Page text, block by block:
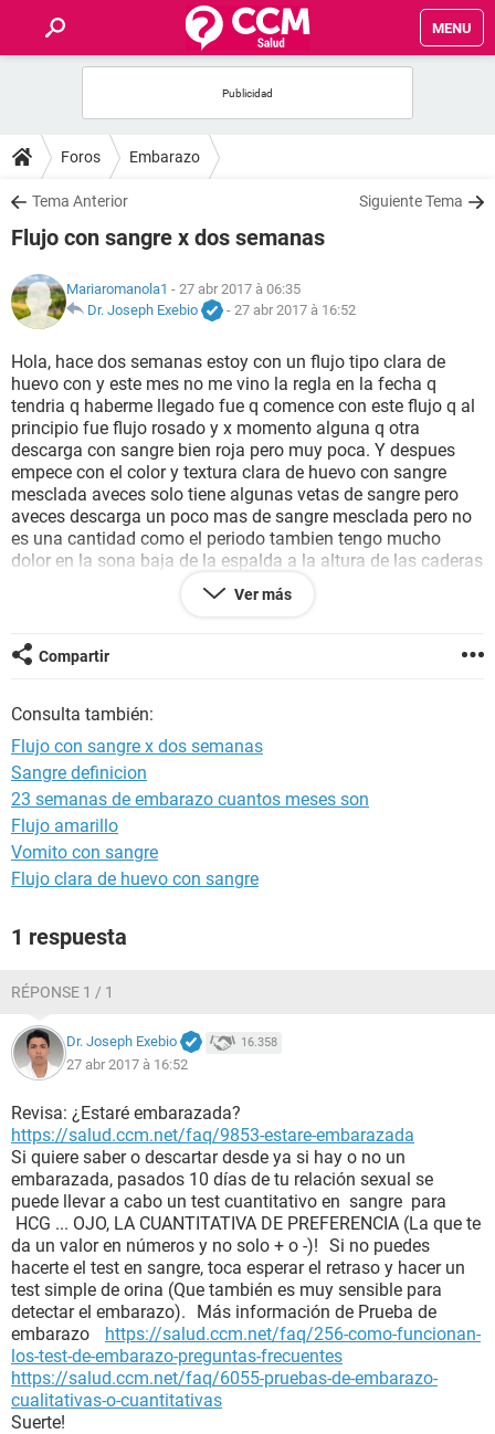
MENU
FORUMS
SALUD
FAMILIA
NUTRICIÓN
BIENESTAR
SEXUALIDAD
GLOSARIO
Foros Embarazo
Tema Anterior Siguiente Tema
Flujo con sangre x dos semanas
Mariaromanola1 - 27 abr 2017 à 06:35
Dr. Joseph Exebio
- 27 abr 2017 à 16:52
Hola, hace dos semanas estoy con un flujo tipo clara de
huevo con y este mes no me vino la regla en la fecha q
tendria q haberme llegado fue q comence con este flujo q al
principio fue flujo rosado y x momento alguna q otra
descarga con sangre bien roja pero muy poca. Y despues
empece con el color y textura clara de huevo con sangre
mesclada aveces solo tiene algunas vetas de sangre pero
aveces descarga un poco mas de sangre mesclada pero no
es una cantidad como el periodo tambien tengo mucho
dolor en la sona baja de la espalda a la altura de las caderas
mi pregunta es se puede deber a un embarzo? Yo estoy en
pareja y hace uno o dos meses no nos cuidamos y queria
entendido q si fuera embarazo y fuese el sangrado de
implantación] no puede durar tantos dias desde ya gracias y
Ver más
Compartir
Consulta también:
Flujo con sangre x dos semanas
Sangre definicion
23 semanas de embarazo cuantos meses son
Flujo amarillo
Vomito con sangre
Flujo clara de huevo con sangre
1 respuesta
RÉPONSE 1 / 1
Dr. Joseph Exebio 16.358
27 abr 2017 à 16:52
Revisa: ¿Estaré embarazada?
https://salud.ccm.net/faq/9853-estare-embarazada
Si quiere saber o descartar desde ya si hay o no un
embarazada, pasados 10 días de tu relación sexual se
puede llevar a cabo un test cuantitativo en sangre para
HCG ... OJO, LA CUANTITATIVA DE PREFERENCIA (La que te
da un valor en números y no solo + o -)! Si no puedes
hacerte el test en sangre, toca esperar el retraso y hacer un
test simple de orina (Que también es muy sensible para
detectar el embarazo). Más información de Prueba de
embarazo https://salud.ccm.net/faq/256-como-funcionan-
los-test-de-embarazo-preguntas-frecuentes
https://salud.ccm.net/faq/6055-pruebas-de-embarazo-
cualitativas-o-cuantitativas
Suerte!